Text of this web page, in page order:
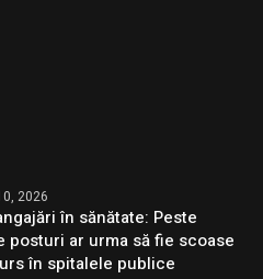
2026
în sănătate: Peste
posturi ar urma să fie scoase
în spitalele publice